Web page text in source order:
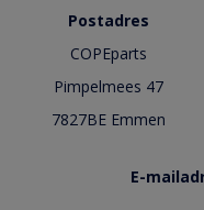
Postadres
COPEparts
Pimpelmees 47
7827BE Emmen
E-